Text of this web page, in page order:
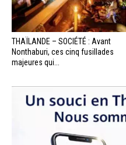
THAÏLANDE – SOCIÉTÉ : Avant
Nonthaburi, ces cinq fusillades
majeures qui...